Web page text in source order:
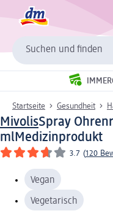
Suchen und finden
Startseite Gesundheit
MivolisSpray
mlMedizinprodukt
3.7 (120
Vegan
Vegetarisch